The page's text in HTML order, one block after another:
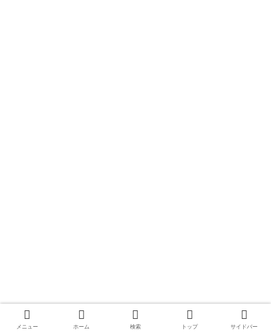
メニュー ホーム 検索 トップ サイドバー